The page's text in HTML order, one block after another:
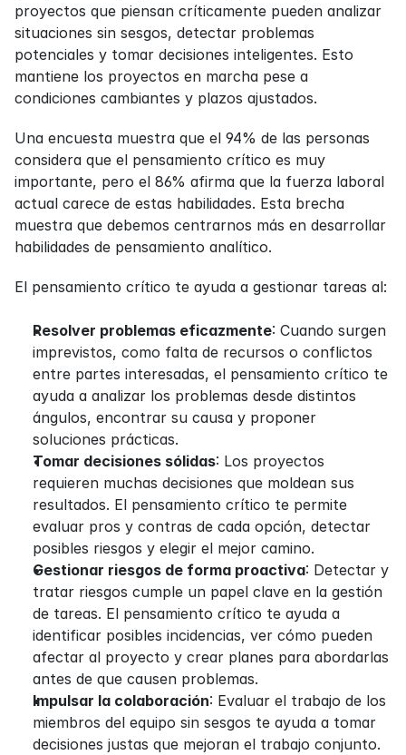
proyectos que piensan críticamente pueden analizar
situaciones sin sesgos, detectar problemas
potenciales y tomar decisiones inteligentes. Esto
mantiene los proyectos en marcha pese a
condiciones cambiantes y plazos ajustados.
Una encuesta muestra que el 94% de las personas
considera que el pensamiento crítico es muy
importante, pero el 86% afirma que la fuerza laboral
actual carece de estas habilidades. Esta brecha
muestra que debemos centrarnos más en desarrollar
habilidades de pensamiento analítico.
El pensamiento crítico te ayuda a gestionar tareas al:
Resolver problemas eficazmente: Cuando surgen
imprevistos, como falta de recursos o conflictos
entre partes interesadas, el pensamiento crítico te
ayuda a analizar los problemas desde distintos
ángulos, encontrar su causa y proponer
soluciones prácticas.
Tomar decisiones sólidas: Los proyectos
requieren muchas decisiones que moldean sus
resultados. El pensamiento crítico te permite
evaluar pros y contras de cada opción, detectar
posibles riesgos y elegir el mejor camino.
Gestionar riesgos de forma proactiva: Detectar y
tratar riesgos cumple un papel clave en la gestión
de tareas. El pensamiento crítico te ayuda a
identificar posibles incidencias, ver cómo pueden
afectar al proyecto y crear planes para abordarlas
antes de que causen problemas.
Impulsar la colaboración: Evaluar el trabajo de los
miembros del equipo sin sesgos te ayuda a tomar
decisiones justas que mejoran el trabajo conjunto.